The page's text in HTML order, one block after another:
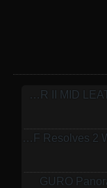
נעלי הליכה ULTRA RAPTOR II MID LEATHER WIDE GTX
מעיל גשם נשים TNF Resolves 2 W Rain jacket